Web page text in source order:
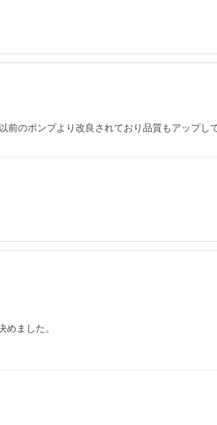
のポンプより改良されており品質もアップし
ました。